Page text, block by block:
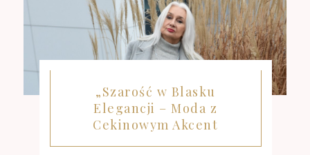
„Szarość w Blasku
Elegancji – Moda z
Cekinowym Akcent